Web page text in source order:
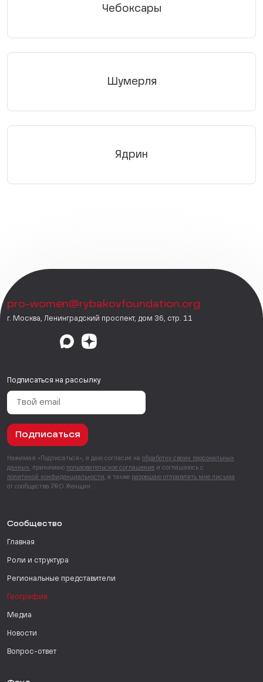
Чебоксары
Шумерля
Ядрин
pro-women@rybakovfoundation.org
г. Москва, Ленинградский проспект, дом 36, стр. 11
Подписаться на рассылку
Подписаться
Нажимая «Подписаться», я даю согласие на обработку своих персональных
данных , принимаю пользовательское соглашение и соглашаюсь с
политикой конфиденциальности , а также разрешаю отправлять мне письма
от сообщества PRO Женщин.
Сообщество
Главная
Роли и структура
Региональные представители
География
Медиа
Новости
Вопрос-ответ